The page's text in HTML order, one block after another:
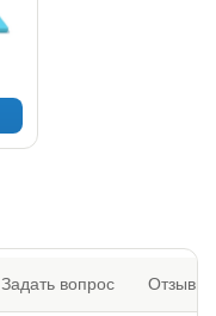
Задать вопрос Отзывы